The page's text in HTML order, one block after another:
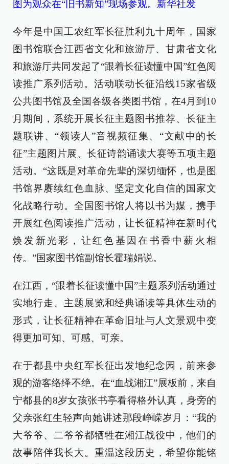
图为观众在“旧书新知”现场参观。新华社发
今年是中国工农红军长征胜利九十周年，国家
图书馆联合江西省文化和旅游厅、甘肃省文化
和旅游厅共同发起了“跟着长征读懂中国”红色阅
读推广系列活动。活动联动长征沿线15家省级
公共图书馆及全国各级各类图书馆，在4月到10
月期间，系统开展长征主题图书推荐、长征主
题联讲、“领读人”音视频征集、“文献中的长
征”主题图片展、长征诗韵诵读大赛等五项主题
活动。“这既是对革命先辈的深切缅怀，也是图
书馆界赓续红色血脉、坚定文化自信的国家文
化战略行动。全国图书馆人将以书为媒，携手
开展红色阅读推广活动，让长征精神在新时代
焕发新光彩，让红色基因在书香中薪火相
传。”国家图书馆副馆长霍瑞娟说。
在江西，“跟着长征读懂中国”主题系列活动通过
实地行走、主题展览和经典诵读等具体生动的
形式，让长征精神在革命旧址与人文景观中变
得更加可知、可感、可亲。
在于都县中央红军长征出发地纪念园，前来参
观的游客络绎不绝。在“血战湘江”展板前，来自
宁都县的8岁女孩张书亭看得格外认真，身旁的
父亲张红生轻声向她讲述那段峥嵘岁月：“我的
大爷爷、二爷爷都牺牲在湘江战役中，他们的
故事陪伴我长大。重温这段历史，希望你能铭